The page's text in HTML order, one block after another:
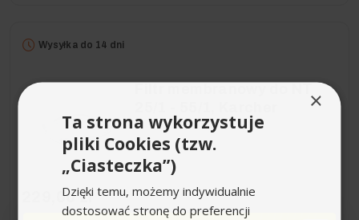
Wysyłka do 14 dni
229,00 zł
×
Ta strona wykorzystuje
pliki Cookies (tzw.
„Ciasteczka”)
Dzięki temu, możemy indywidualnie
dostosować stronę do preferencji